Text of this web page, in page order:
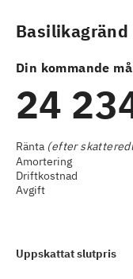
Basilikagränd
Din kommande
24
Ränta (efter
Amortering
Driftkostnad
Avgift
Uppskattat slutpris